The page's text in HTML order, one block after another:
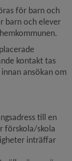
för barn och
barn och elever
kontakt tas
ansökan om
till en
förskola/skola
inträffar